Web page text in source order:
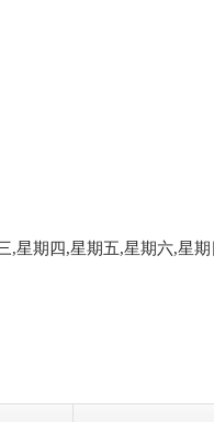
,星期四,星期五,星期六,星期